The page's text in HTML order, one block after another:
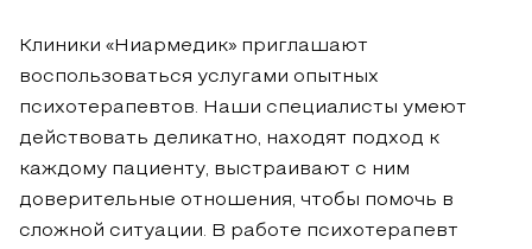
Клиники «Ниармедик» приглашают
воспользоваться услугами опытных
психотерапевтов. Наши специалисты умеют
действовать деликатно, находят подход к
каждому пациенту, выстраивают с ним
доверительные отношения, чтобы помочь в
сложной ситуации. В работе психотерапевт